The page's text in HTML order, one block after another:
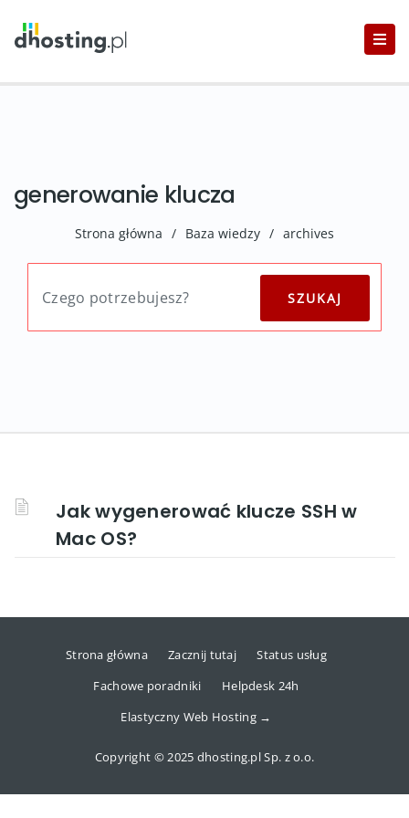
generowanie klucza
Strona główna / Baza wiedzy / archives
Jak wygenerować klucze SSH w
Mac OS?
Strona główna Zacznij tutaj
Status usług
Fachowe poradniki
Helpdesk 24h
Elastyczny Web Hosting →
Copyright © 2025 dhosting.pl Sp. z o.o.